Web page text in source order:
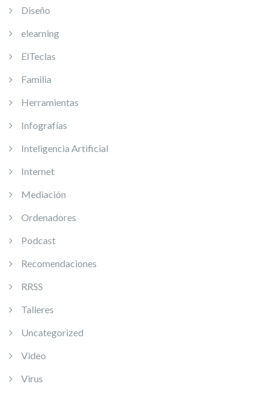
Diseño
elearning
ElTeclas
Familia
Herramientas
Infografías
Inteligencia Artificial
Internet
Mediación
Ordenadores
Podcast
Recomendaciones
RRSS
Talleres
Uncategorized
Video
Virus